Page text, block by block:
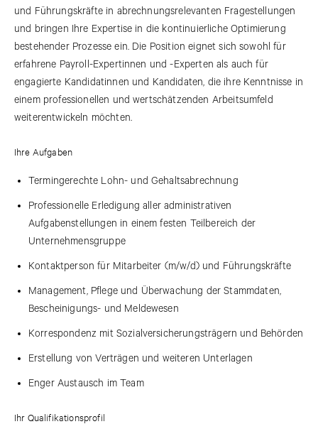
und Führungskräfte in abrechnungsrelevanten Fragestellungen
und bringen Ihre Expertise in die kontinuierliche Optimierung
bestehender Prozesse ein. Die Position eignet sich sowohl für
erfahrene Payroll-Expertinnen und -Experten als auch für
engagierte Kandidatinnen und Kandidaten, die ihre Kenntnisse in
einem professionellen und wertschätzenden Arbeitsumfeld
weiterentwickeln möchten.
Ihre Aufgaben
Termingerechte Lohn- und Gehaltsabrechnung
Professionelle Erledigung aller administrativen
Aufgabenstellungen in einem festen Teilbereich der
Unternehmensgruppe
Kontaktperson für Mitarbeiter (m/w/d) und Führungskräfte
Management, Pflege und Überwachung der Stammdaten,
Bescheinigungs- und Meldewesen
Korrespondenz mit Sozialversicherungsträgern und Behörden
Erstellung von Verträgen und weiteren Unterlagen
Enger Austausch im Team
Ihr Qualifikationsprofil